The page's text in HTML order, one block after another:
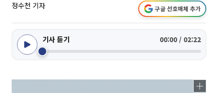
정수천 기자 구글 선호매체 추가
기사 듣기 00:00 / 02:22